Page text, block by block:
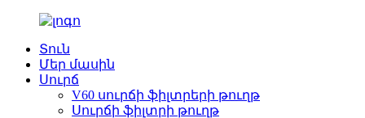
Տուն
Մեր մասին
Սուրճ
V60 սուրճի ֆիլտրերի թուղթ
Սուրճի ֆիլտրի թուղթ